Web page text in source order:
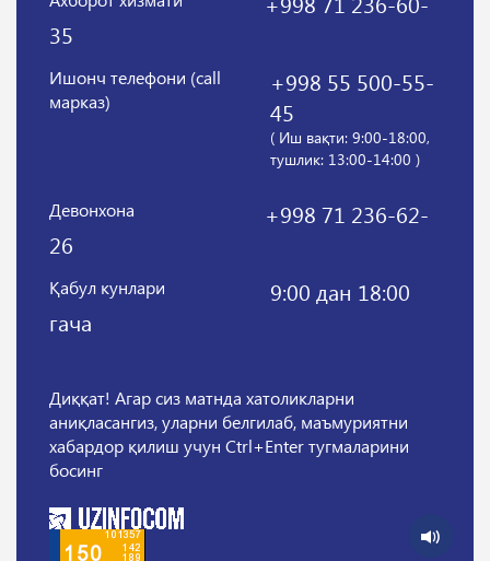
35
Ишонч телефони (call
марказ)
+998 55 500-55-
45
( Иш вақти: 9:00-18:00,
тушлик: 13:00-14:00 )
Девонхона
+998 71 236-62-
26
Қабул кунлари
9:00 дан 18:00
гача
Диққат! Агар сиз матнда хатоликларни
аниқласангиз, уларни белгилаб, маъмуриятни
хабардор қилиш учун Ctrl+Enter тугмаларини
босинг